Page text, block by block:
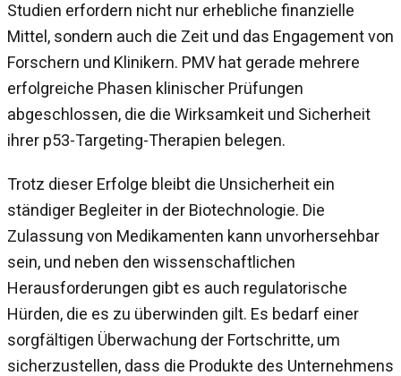
Studien erfordern nicht nur erhebliche finanzielle
Mittel, sondern auch die Zeit und das Engagement von
Forschern und Klinikern. PMV hat gerade mehrere
erfolgreiche Phasen klinischer Prüfungen
abgeschlossen, die die Wirksamkeit und Sicherheit
ihrer p53-Targeting-Therapien belegen.
Trotz dieser Erfolge bleibt die Unsicherheit ein
ständiger Begleiter in der Biotechnologie. Die
Zulassung von Medikamenten kann unvorhersehbar
sein, und neben den wissenschaftlichen
Herausforderungen gibt es auch regulatorische
Hürden, die es zu überwinden gilt. Es bedarf einer
sorgfältigen Überwachung der Fortschritte, um
sicherzustellen, dass die Produkte des Unternehmens